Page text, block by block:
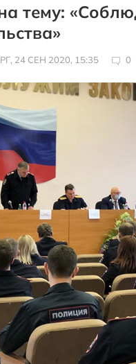
тему:
24 СЕН 2020, 15:35 0